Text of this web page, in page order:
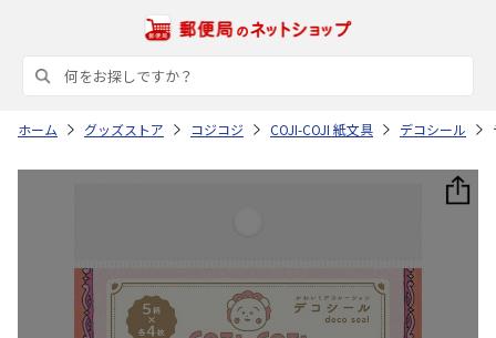
ホーム グッズストア コジコジ COJI-COJI 紙文具 デコシール